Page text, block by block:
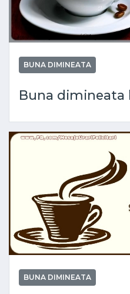
BUNA DIMINEATA
Buna dimineata
BUNA DIMINEATA